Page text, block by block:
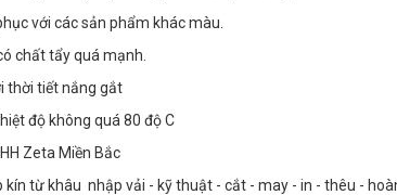
với các sản phẩm khác màu.
chất tẩy quá mạnh.
thời tiết nắng gắt
độ không quá 80 độ C
Zeta Miền Bắc
kín từ khâu nhập vải - kỹ thuật - cắt - may - in - thêu -